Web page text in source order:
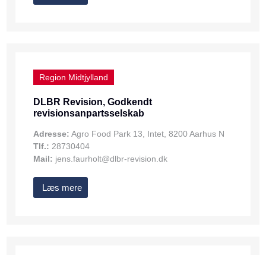
Region Midtjylland
DLBR Revision, Godkendt
revisionsanpartsselskab
Adresse: Agro Food Park 13, Intet, 8200 Aarhus N
Tlf.: 28730404
Mail: jens.faurholt@dlbr-revision.dk
Læs mere